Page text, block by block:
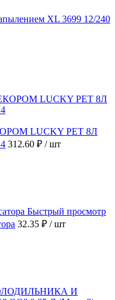
XL 3699 12/240
LUCKY PET 8Л
312.60 ₽ / шт
Быстрый просмотр
32.35 ₽ / шт